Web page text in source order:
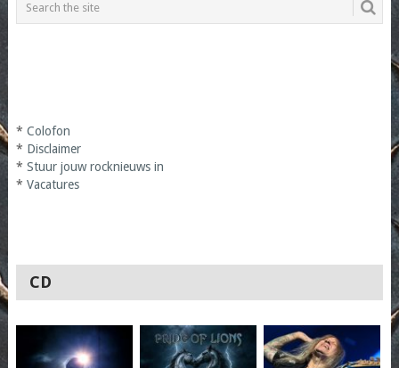
* Colofon
* Disclaimer
* Stuur jouw rocknieuws in
* Vacatures
CD